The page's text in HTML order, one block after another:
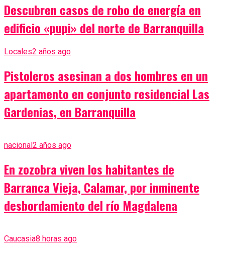
Descubren casos de robo de energía en
edificio «pupi» del norte de Barranquilla
Locales2 años ago
Pistoleros asesinan a dos hombres en un
apartamento en conjunto residencial Las
Gardenias, en Barranquilla
nacional 2 años ago
En zozobra viven los habitantes de
Barranca Vieja, Calamar, por inminente
desbordamiento del río Magdalena
Caucasia8 horas ago